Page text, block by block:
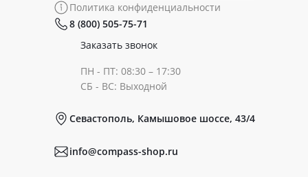
Политика конфиденциальности
8 (800) 505-75-71
Заказать звонок
ПН - ПТ: 08:30 – 17:30
СБ - ВС: Выходной
Севастополь, Камышовое шоссе, 43/4
info@compass-shop.ru